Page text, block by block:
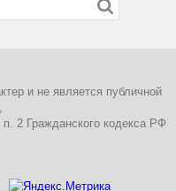
и не является публичной
2 Гражданского кодекса РФ